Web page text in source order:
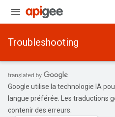
Troubleshooting
Google utilise la technologie IA
langue préférée. Les traductions
contenir des erreurs.